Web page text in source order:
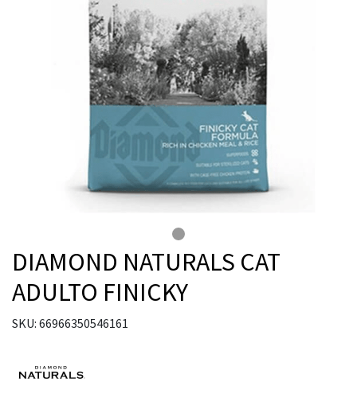
DIAMOND NATURALS CAT
ADULTO FINICKY
SKU: 66966350546161